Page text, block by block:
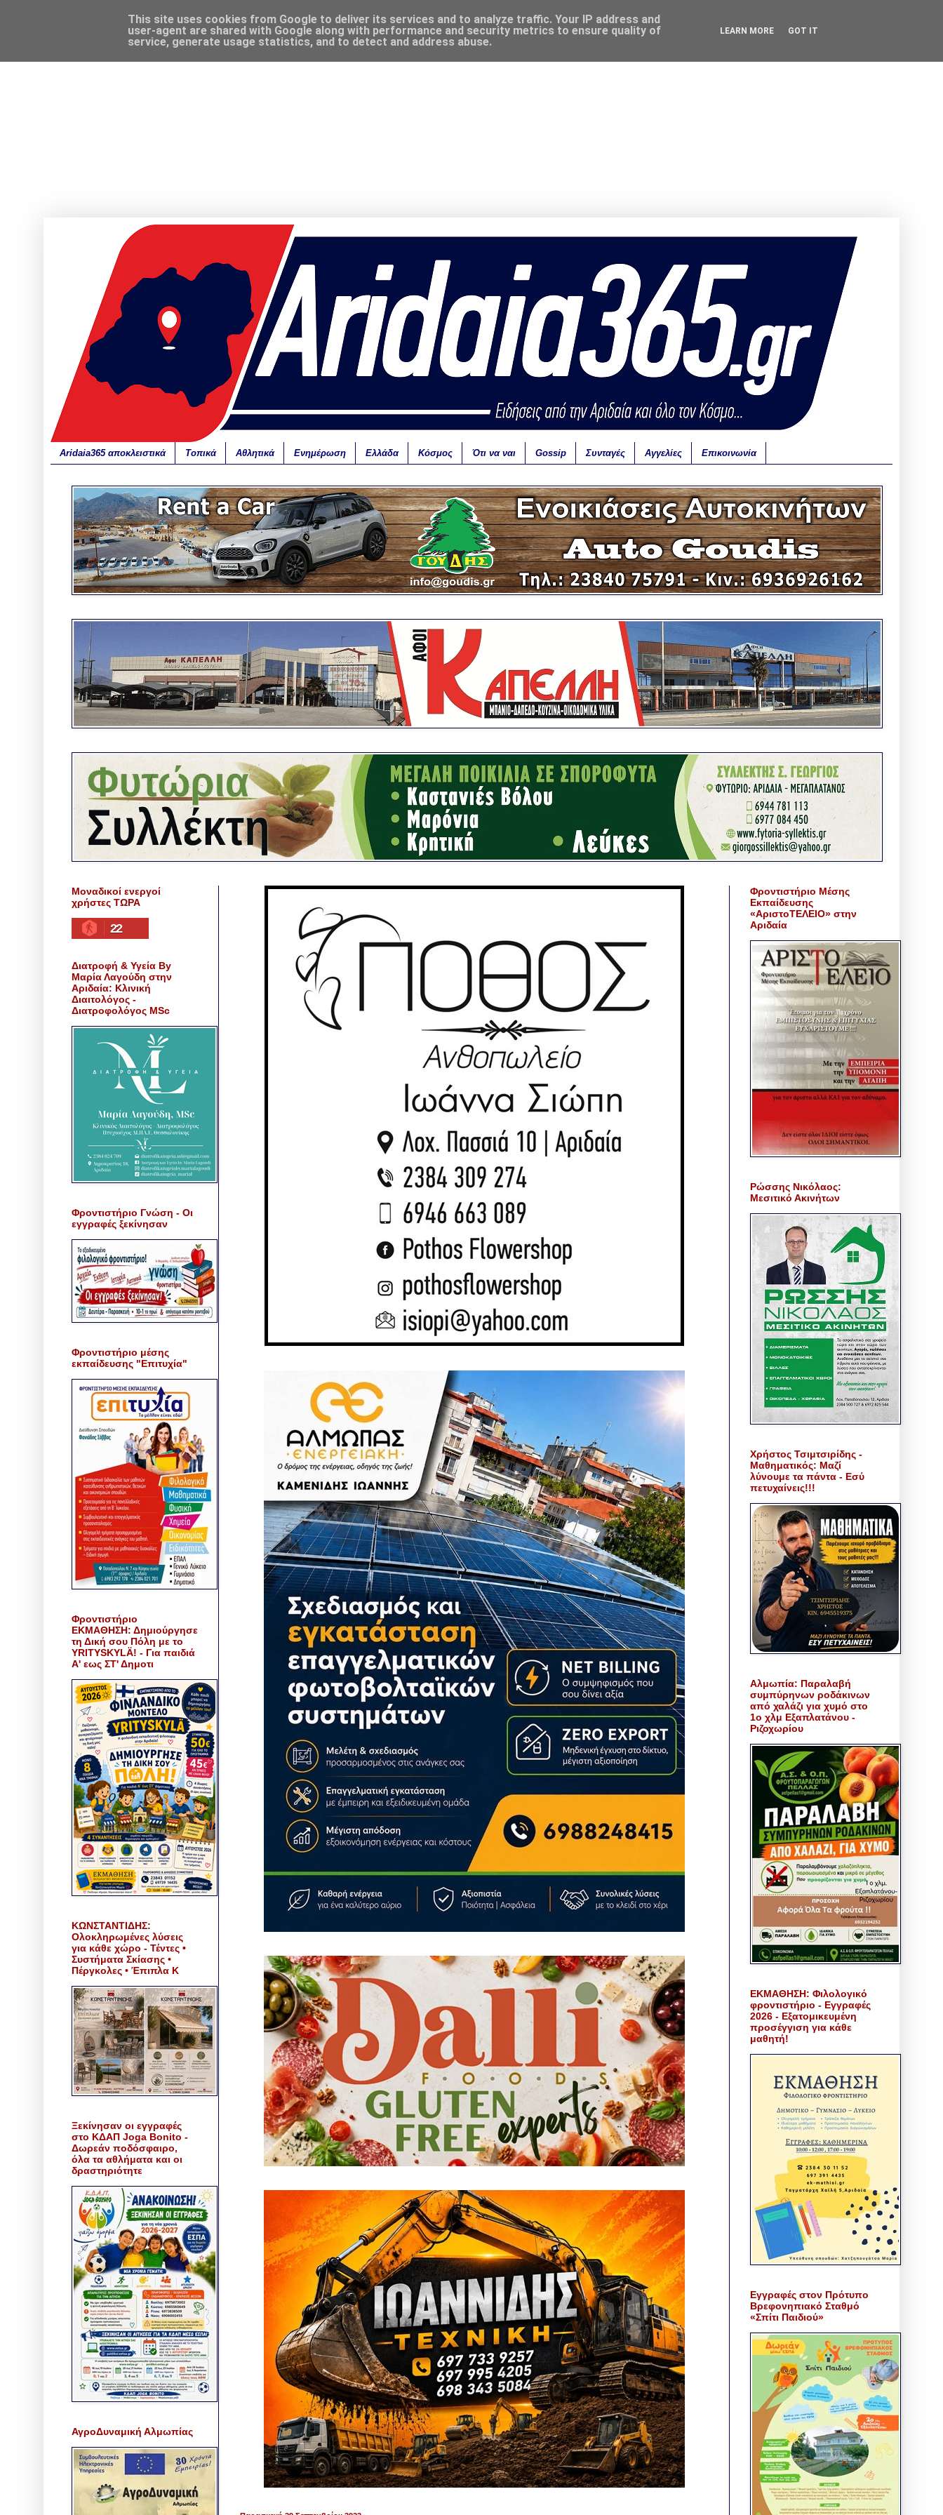
Aridaia365 αποκλειστικά Τοπικά Αθλητικά Ενημέρωση Ελλάδα Κόσμος Ότι να ναι Gossip Συνταγές Αγγελίες Επικοινωνία
Μοναδικοί ενεργοί
χρήστες ΤΩΡΑ
22
Διατροφή & Υγεία By
Μαρία Λαγούδη στην
Αριδαία: Κλινική
Διαιτολόγος -
Διατροφολόγος MSc
Φροντιστήριο Γνώση - Οι
εγγραφές ξεκίνησαν
Φροντιστήριο μέσης
εκπαίδευσης "Επιτυχία"
Φροντιστήριο
ΕΚΜΑΘΗΣΗ: Δημιούργησε
τη Δική σου Πόλη με το
YRITYSKYLÄ! - Για παιδιά
Α' εως ΣΤ' Δημοτι
ΚΩΝΣΤΑΝΤΙΔΗΣ:
Ολοκληρωμένες λύσεις
για κάθε χώρο - Τέντες •
Συστήματα Σκίασης •
Πέργκολες • Έπιπλα Κ
Ξεκίνησαν οι εγγραφές
στο ΚΔΑΠ Joga Bonito -
Δωρεάν ποδόσφαιρο,
όλα τα αθλήματα και οι
δραστηριότητε
ΑγροΔυναμική Αλμωπίας
Φροντιστήριο Μέσης
Εκπαίδευσης
«ΑριστοΤΕΛΕΙΟ» στην
Αριδαία
Ρώσσης Νικόλαος:
Μεσιτικό Ακινήτων
Χρήστος Τσιμτσιρίδης -
Μαθηματικός: Μαζί
λύνουμε τα πάντα - Εσύ
πετυχαίνεις!!!
Αλμωπία: Παραλαβή
συμπύρηνων ροδάκινων
από χαλάζι για χυμό στο
1ο χλμ Εξαπλατάνου -
Ριζοχωρίου
ΕΚΜΑΘΗΣΗ: Φιλολογικό
φροντιστήριο - Εγγραφές
2026 - Εξατομικευμένη
προσέγγιση για κάθε
μαθητή!
Εγγραφές στον Πρότυπο
Βρεφονηπιακό Σταθμό
«Σπίτι Παιδιού»
This site uses cookies from Google to deliver its services and to analyze traffic. Your IP address and
user-agent are shared with Google along with performance and security metrics to ensure quality of
service, generate usage statistics, and to detect and address abuse.
LEARN MORE GOT IT